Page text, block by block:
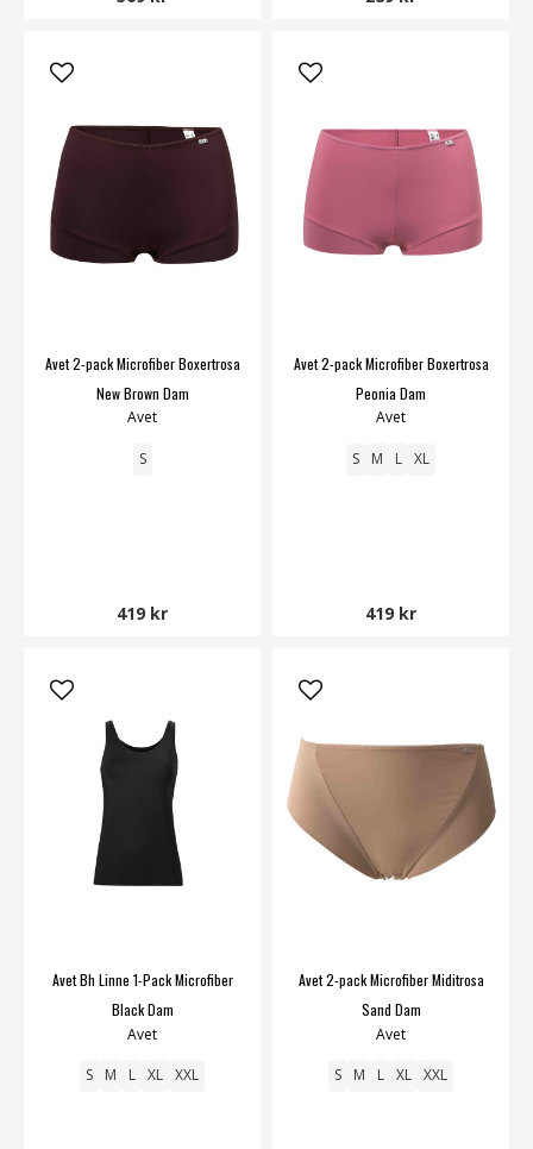
Avet 2-pack Microfiber Boxertrosa
New Brown Dam
Avet
S
419 kr
Avet 2-pack Microfiber Boxertrosa
Peonia Dam
Avet
S M L XL
419 kr
Avet Bh Linne 1-Pack Microfiber
Black Dam
Avet
S M L XL XXL
Avet 2-pack Microfiber Miditrosa
Sand Dam
Avet
S M L XL XXL